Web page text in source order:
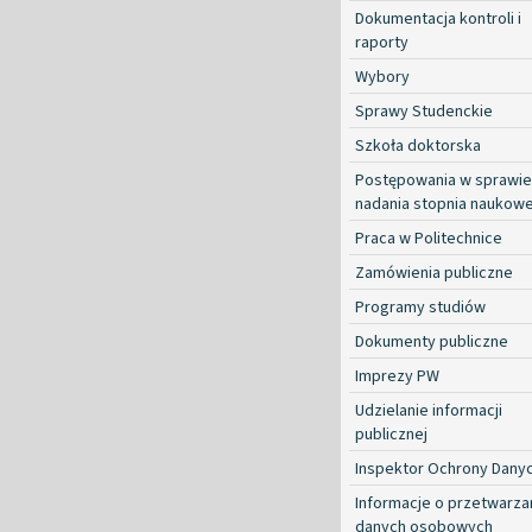
Dokumentacja kontroli i
raporty
Wybory
Sprawy Studenckie
Szkoła doktorska
Postępowania w sprawie
nadania stopnia
Praca w Politechnice
Zamówienia publiczne
Programy studiów
Dokumenty publiczne
Imprezy PW
Udzielanie informacji
publicznej
Inspektor Ochrony
Informacje o
danych osobowych